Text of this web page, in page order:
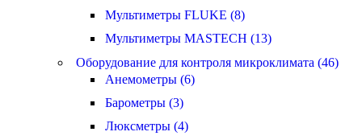
Мультиметры FLUKE (8)
Мультиметры MASTECH (13)
Оборудование для контроля микроклимата (46)
Анемометры (6)
Барометры (3)
Люксметры (4)